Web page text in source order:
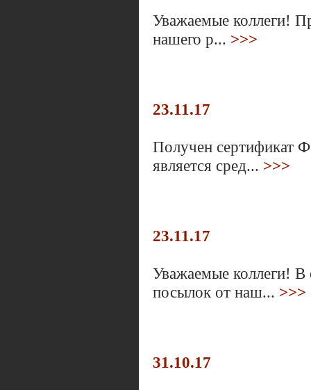
Уважаемые коллеги!
нашего р... >>>
23.11.17
Получен сертификат
является сред... >>>
23.11.17
Уважаемые коллеги! В
посылок от наш... >>>
31.10.17